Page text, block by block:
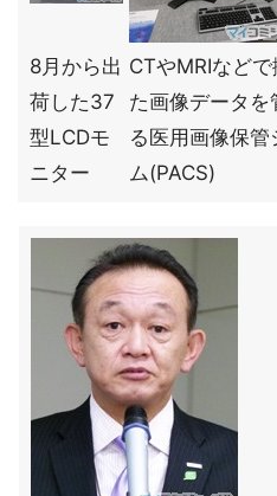
8月から出
荷した37
型LCDモ
ニター
CTやMRIなどで
た画像データを
る医用画像保管
ム(PACS)